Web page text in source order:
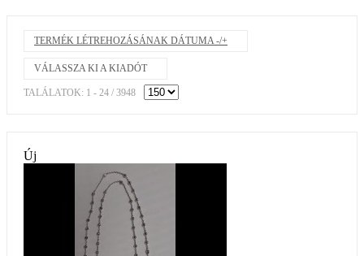
TERMÉK LÉTREHOZÁSÁNAK DÁTUMA -/+
VÁLASSZA KI A KIADÓT
TALÁLATOK: 1 - 24 / 3948
Új